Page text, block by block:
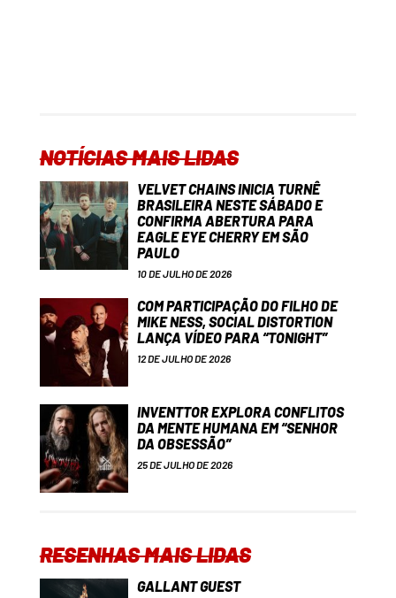
NOTÍCIAS MAIS LIDAS
VELVET CHAINS INICIA TURNÊ
BRASILEIRA NESTE SÁBADO E
CONFIRMA ABERTURA PARA
EAGLE EYE CHERRY EM SÃO
PAULO
10 DE JULHO DE 2026
COM PARTICIPAÇÃO DO FILHO DE
MIKE NESS, SOCIAL DISTORTION
LANÇA VÍDEO PARA “TONIGHT”
12 DE JULHO DE 2026
INVENTTOR EXPLORA CONFLITOS
DA MENTE HUMANA EM “SENHOR
DA OBSESSÃO”
25 DE JULHO DE 2026
RESENHAS MAIS LIDAS
GALLANT GUEST